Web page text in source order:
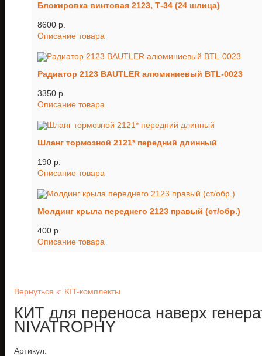
Блокировка винтовая 2123, Т-34 (24 шлица)
8600 p.
Описание товара
Радиатор 2123 BAUTLER алюминиевый BTL-0023
3350 p.
Описание товара
Шланг тормозной 2121* передний длинный
190 p.
Описание товара
Молдинг крыла переднего 2123 правый (ст/обр.)
400 p.
Описание товара
Вернуться к: KIT-комплекты
КИТ для переноса наверх
NIVATROPHY
Артикул: